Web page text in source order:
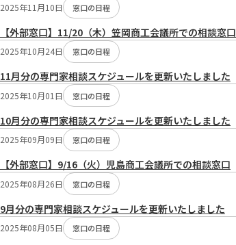
2025年11月10日 窓口の日程
【外部窓口】11/20（木）笠岡商工会議所での相談窓口
2025年10月24日 窓口の日程
11月分の専門家相談スケジュールを更新いたしました
2025年10月01日 窓口の日程
10月分の専門家相談スケジュールを更新いたしました
2025年09月09日 窓口の日程
【外部窓口】9/16（火）児島商工会議所での相談窓口
2025年08月26日 窓口の日程
9月分の専門家相談スケジュールを更新いたしました
2025年08月05日 窓口の日程